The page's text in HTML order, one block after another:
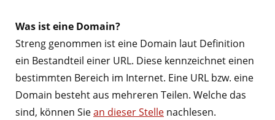
Was ist eine Domain?
Streng genommen ist eine Domain laut Definition
ein Bestandteil einer URL. Diese kennzeichnet einen
bestimmten Bereich im Internet. Eine URL bzw. eine
Domain besteht aus mehreren Teilen. Welche das
sind, können Siean dieser Stelle nachlesen.